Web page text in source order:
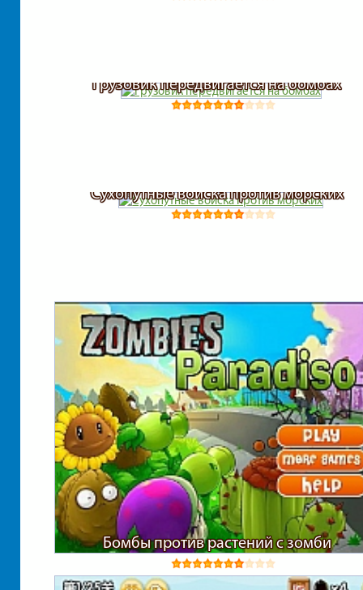
Грузовик передвигается на бомбах
Сухопутные войска против морских
Бомбы против растений с зомби